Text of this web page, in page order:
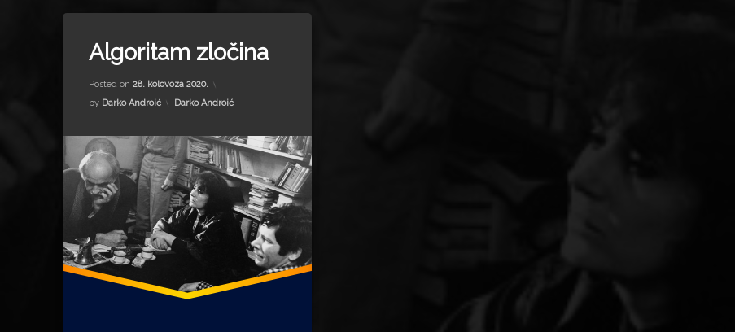
Algoritam zločina
Posted on 28. kolovoza 2020.
by Darko Androić Kategorije:
Darko Androić
Božidarka Frajt
Branko Nađvinski
Fabijan Šovagović
Ministar Božinović
Ministar Marić
Pavao Pavličić
Radovan Fuchs
Vladan Desnica
Zoran Tadić